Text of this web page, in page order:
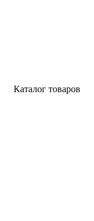
Каталог товаров